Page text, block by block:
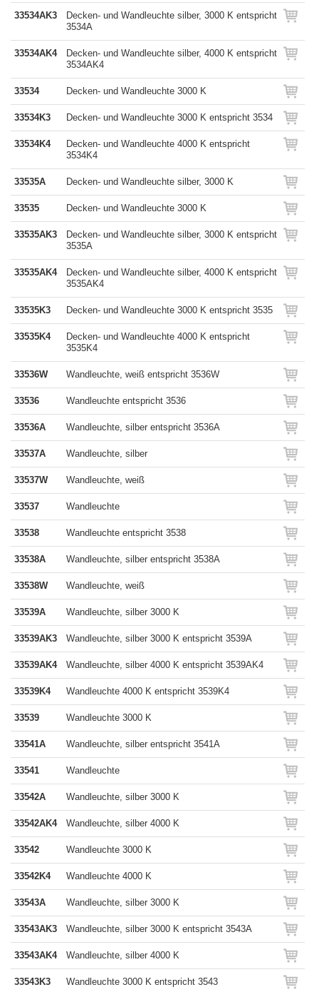
33534AK3
Decken- und Wandleuchte silber, 3000 K entspricht
3534A
33534AK4
Decken- und Wandleuchte silber, 4000 K entspricht
3534AK4
33534 Decken- und Wandleuchte 3000 K
33534K3 Decken- und Wandleuchte 3000 K entspricht 3534
33534K4
Decken- und Wandleuchte 4000 K entspricht
3534K4
33535A Decken- und Wandleuchte silber, 3000 K
33535 Decken- und Wandleuchte 3000 K
33535AK3
Decken- und Wandleuchte silber, 3000 K entspricht
3535A
33535AK4
Decken- und Wandleuchte silber, 4000 K entspricht
3535AK4
33535K3 Decken- und Wandleuchte 3000 K entspricht 3535
33535K4
Decken- und Wandleuchte 4000 K entspricht
3535K4
33536W Wandleuchte, weiß entspricht 3536W
33536 Wandleuchte entspricht 3536
33536A Wandleuchte, silber entspricht 3536A
33537A Wandleuchte, silber
33537W Wandleuchte, weiß
33537 Wandleuchte
33538 Wandleuchte entspricht 3538
33538A Wandleuchte, silber entspricht 3538A
33538W Wandleuchte, weiß
33539A Wandleuchte, silber 3000 K
33539AK3 Wandleuchte, silber 3000 K entspricht 3539A
33539AK4 Wandleuchte, silber 4000 K entspricht 3539AK4
33539K4 Wandleuchte 4000 K entspricht 3539K4
33539 Wandleuchte 3000 K
33541A Wandleuchte, silber entspricht 3541A
33541 Wandleuchte
33542A Wandleuchte, silber 3000 K
33542AK4 Wandleuchte, silber 4000 K
33542 Wandleuchte 3000 K
33542K4 Wandleuchte 4000 K
33543A Wandleuchte, silber 3000 K
33543AK3 Wandleuchte, silber 3000 K entspricht 3543A
33543AK4 Wandleuchte, silber 4000 K
33543K3 Wandleuchte 3000 K entspricht 3543